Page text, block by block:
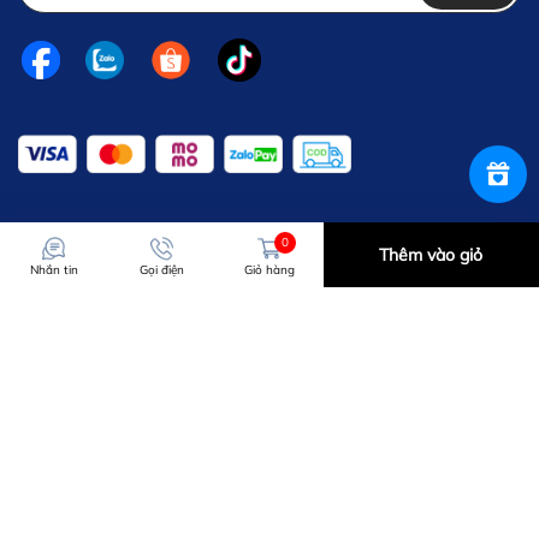
Nhắn tin Gọi điện
0
Giỏ hàng
Thêm vào giỏ